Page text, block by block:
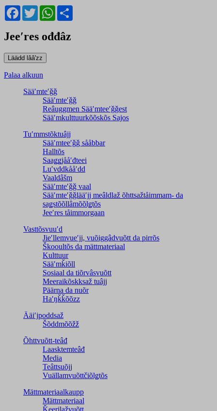
Facebook
TwitterWhatsApp
Jeeʹres ođđâz
Palaa alkuun
Sääʹmteʹǧǧ
Sääʹmteʹǧǧ
Reâuggmen Sääʹmteeʹǧǧest
Sääʹmkulttuurkõõskõs Sajos
Tuʹmmstõktuâjj
Sääʹmteeʹǧǧ sååbbar
Halltõs
Saaǥǥjååʹđteei
Luʹvddkååʹdd
Vaaldâšm
Sääʹmteʹǧǧ vaal
Sääʹmteʹǧǧlääʹjj meâldlaž õhttsažtåimmam- da
saǥstõõllâmõõlǥtõs
Jeeʹres tåimmorgaan
Vasttõsvuuʹd
Jieʹllemvueʹjj, vuõiggâdvuõtt da pirrõs
Škooultõs da mättmateriaal
Kulttuur
Sääʹmǩiõll
Sosiaal da tiõrvâsvuõtt
Meeraikõskksaž tuâjj
Päärna da nuõr
Haʹŋǩǩõõzz
Ääiʹjpoddsaž
Šõddmõõžž
Õhttvuõtt-teâđ
Laasktemteâđ
Media
Teâttsuõjj
Vuällamvuõttčiõlǥtõs
Mättmateriaalkaupp
Mättmateriaal